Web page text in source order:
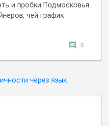
и пробки Подмосковья.
чей график
comment 0